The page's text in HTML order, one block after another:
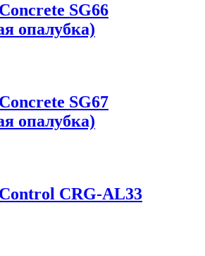
SG66
опалубка)
SG67
опалубка)
CRG-AL33